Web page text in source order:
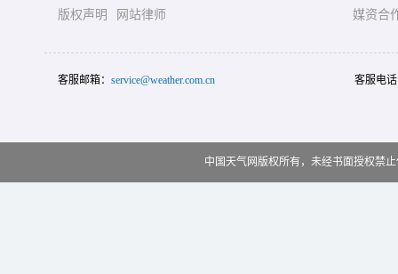
版权声明
网站律师
媒资合
客服邮箱： service@weather.com.cn 客服电
中国天气网版权所有，未经书面授权